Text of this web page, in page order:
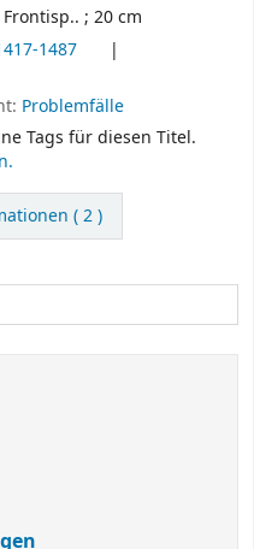
; 20 cm
1487
Problemfälle
Tags für diesen Titel.
( 2 )